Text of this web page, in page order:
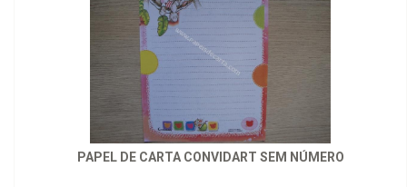
PAPEL DE CARTA CONVIDART SEM NÚMERO